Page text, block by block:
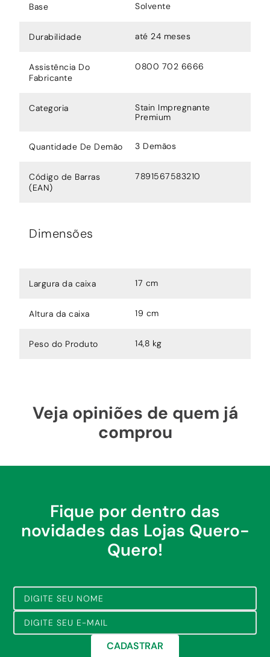
Base Solvente
Durabilidade até 24 meses
Assistência Do
Fabricante
0800 702 6666
Categoria
Stain Impregnante
Premium
Quantidade De Demão 3 Demãos
Código de Barras
(EAN)
7891567583210
Dimensões
Largura da caixa 17 cm
Altura da caixa 19 cm
Peso do Produto 14,8 kg
Veja opiniões de quem já
comprou
Fique por dentro das
novidades das Lojas Quero-
Quero!
CADASTRAR